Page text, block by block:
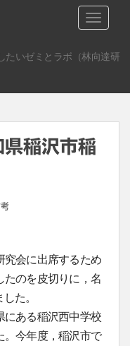
いゼミとラボ（林向達研
稲沢市稲
会に出席するため
のを皮切りに，名
た。
ある稲沢西中学校
今年度，稲沢市で